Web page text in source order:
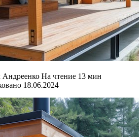
Андреенко На чтение 13 мин
18.06.2024